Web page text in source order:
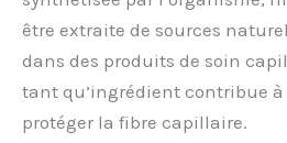
être extraite de sources
dans des produits de soin
tant qu’ingrédient contribue à
protéger la fibre capillaire.